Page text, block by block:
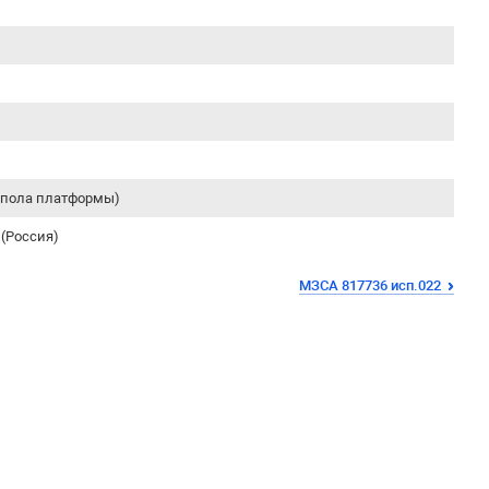
пола платформы)
МЗСА 817736 исп.022